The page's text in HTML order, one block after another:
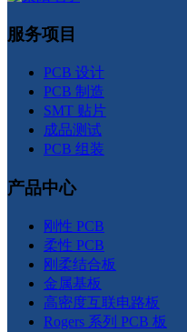
服务项目
PCB 设计
PCB 制造
SMT 贴片
成品测试
PCB 组装
产品中心
刚性 PCB
柔性 PCB
刚柔结合板
金属基板
高密度互联电路板
Rogers 系列 PCB 板